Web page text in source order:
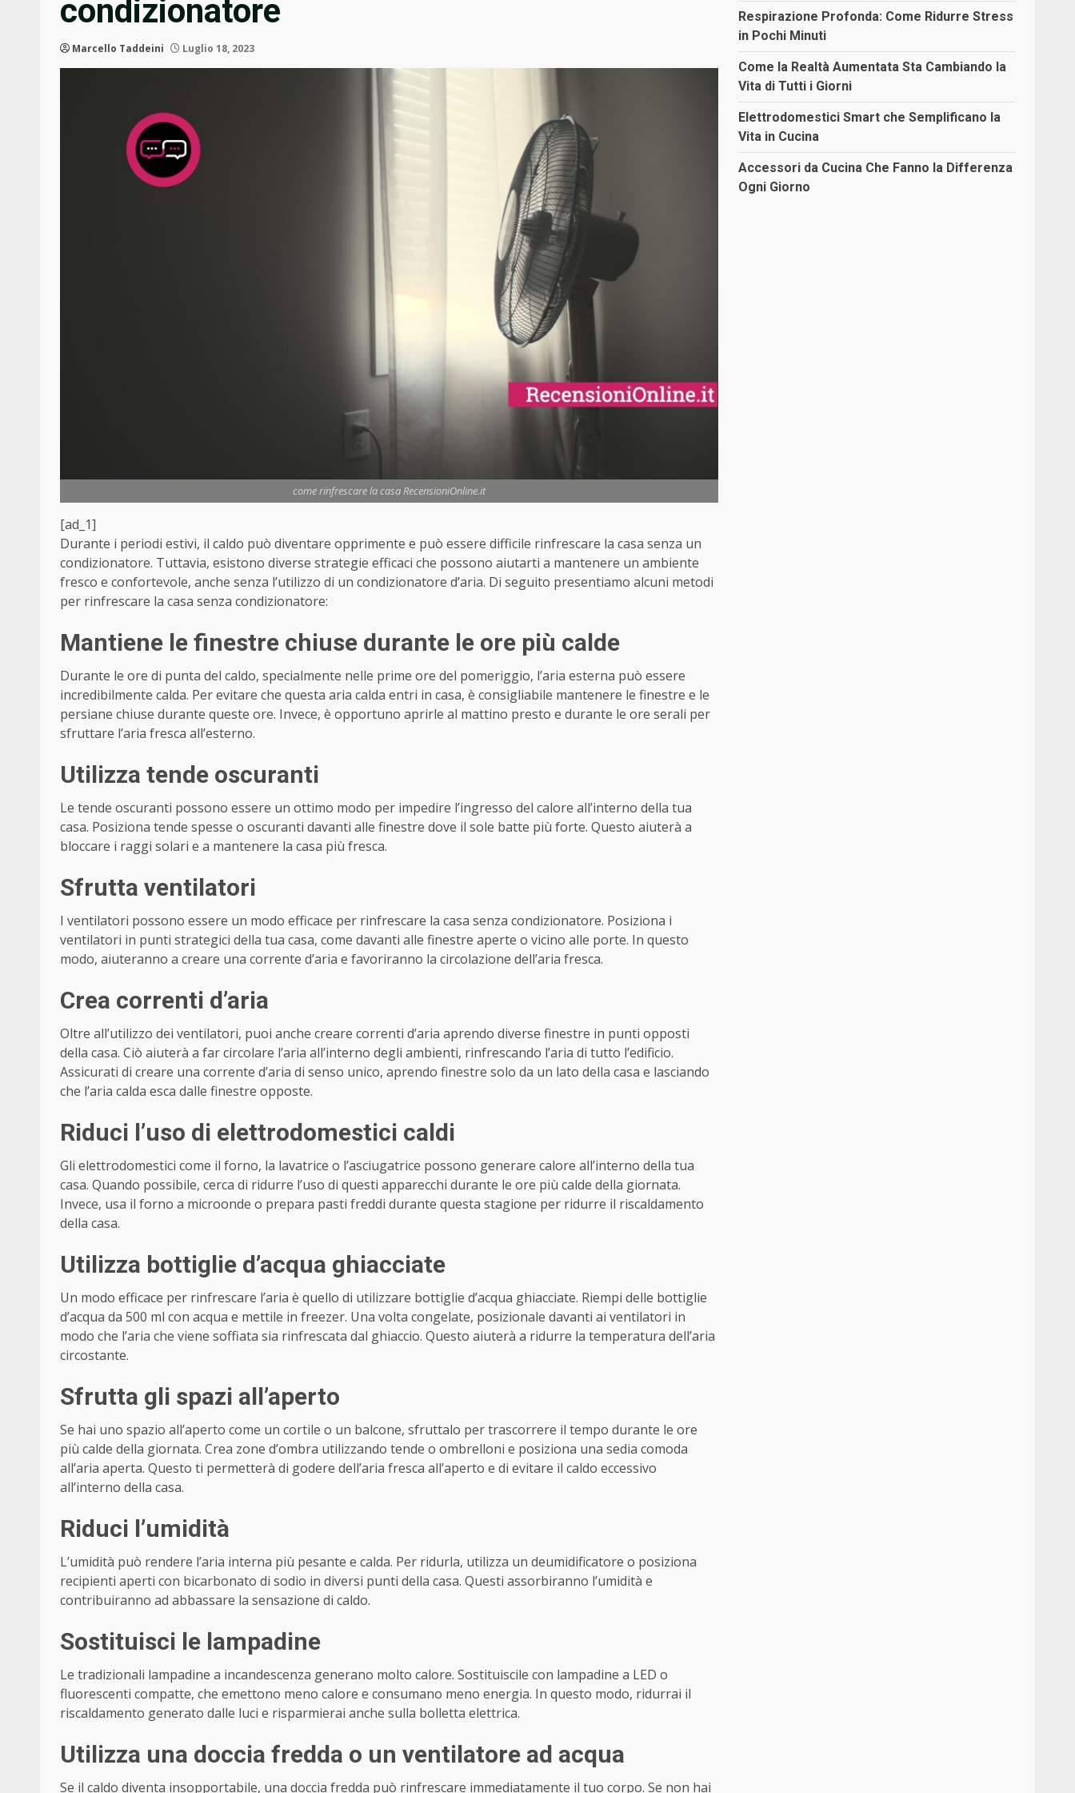
condizionatore
Marcello Taddeini Luglio 18, 2023
come rinfrescare la casa RecensioniOnline.it
[ad_1]
Durante i periodi estivi, il caldo può diventare opprimente e può essere difficile rinfrescare la casa senza un
condizionatore. Tuttavia, esistono diverse strategie efficaci che possono aiutarti a mantenere un ambiente
fresco e confortevole, anche senza l’utilizzo di un condizionatore d’aria. Di seguito presentiamo alcuni metodi
per rinfrescare la casa senza condizionatore:
Mantiene le finestre chiuse durante le ore più calde
Durante le ore di punta del caldo, specialmente nelle prime ore del pomeriggio, l’aria esterna può essere
incredibilmente calda. Per evitare che questa aria calda entri in casa, è consigliabile mantenere le finestre e le
persiane chiuse durante queste ore. Invece, è opportuno aprirle al mattino presto e durante le ore serali per
sfruttare l’aria fresca all’esterno.
Utilizza tende oscuranti
Le tende oscuranti possono essere un ottimo modo per impedire l’ingresso del calore all’interno della tua
casa. Posiziona tende spesse o oscuranti davanti alle finestre dove il sole batte più forte. Questo aiuterà a
bloccare i raggi solari e a mantenere la casa più fresca.
Sfrutta ventilatori
I ventilatori possono essere un modo efficace per rinfrescare la casa senza condizionatore. Posiziona i
ventilatori in punti strategici della tua casa, come davanti alle finestre aperte o vicino alle porte. In questo
modo, aiuteranno a creare una corrente d’aria e favoriranno la circolazione dell’aria fresca.
Crea correnti d’aria
Oltre all’utilizzo dei ventilatori, puoi anche creare correnti d’aria aprendo diverse finestre in punti opposti
della casa. Ciò aiuterà a far circolare l’aria all’interno degli ambienti, rinfrescando l’aria di tutto l’edificio.
Assicurati di creare una corrente d’aria di senso unico, aprendo finestre solo da un lato della casa e lasciando
che l’aria calda esca dalle finestre opposte.
Riduci l’uso di elettrodomestici caldi
Gli elettrodomestici come il forno, la lavatrice o l’asciugatrice possono generare calore all’interno della tua
casa. Quando possibile, cerca di ridurre l’uso di questi apparecchi durante le ore più calde della giornata.
Invece, usa il forno a microonde o prepara pasti freddi durante questa stagione per ridurre il riscaldamento
della casa.
Utilizza bottiglie d’acqua ghiacciate
Un modo efficace per rinfrescare l’aria è quello di utilizzare bottiglie d’acqua ghiacciate. Riempi delle bottiglie
d’acqua da 500 ml con acqua e mettile in freezer. Una volta congelate, posizionale davanti ai ventilatori in
modo che l’aria che viene soffiata sia rinfrescata dal ghiaccio. Questo aiuterà a ridurre la temperatura dell’aria
circostante.
Sfrutta gli spazi all’aperto
Se hai uno spazio all’aperto come un cortile o un balcone, sfruttalo per trascorrere il tempo durante le ore
più calde della giornata. Crea zone d’ombra utilizzando tende o ombrelloni e posiziona una sedia comoda
all’aria aperta. Questo ti permetterà di godere dell’aria fresca all’aperto e di evitare il caldo eccessivo
all’interno della casa.
Riduci l’umidità
L’umidità può rendere l’aria interna più pesante e calda. Per ridurla, utilizza un deumidificatore o posiziona
recipienti aperti con bicarbonato di sodio in diversi punti della casa. Questi assorbiranno l’umidità e
contribuiranno ad abbassare la sensazione di caldo.
Sostituisci le lampadine
Le tradizionali lampadine a incandescenza generano molto calore. Sostituiscile con lampadine a LED o
fluorescenti compatte, che emettono meno calore e consumano meno energia. In questo modo, ridurrai il
riscaldamento generato dalle luci e risparmierai anche sulla bolletta elettrica.
Utilizza una doccia fredda o un ventilatore ad acqua
Se il caldo diventa insopportabile, una doccia fredda può rinfrescare immediatamente il tuo corpo. Se non hai
Respirazione Profonda: Come Ridurre Stress
in Pochi Minuti
Come la Realtà Aumentata Sta Cambiando la
Vita di Tutti i Giorni
Elettrodomestici Smart che Semplificano la
Vita in Cucina
Accessori da Cucina Che Fanno la Differenza
Ogni Giorno